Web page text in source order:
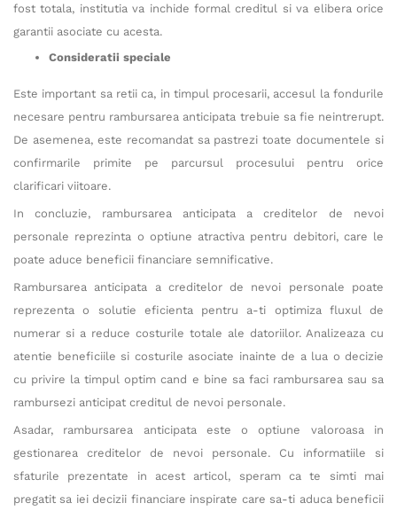
fost totala, institutia va inchide formal creditul si va elibera orice
garantii asociate cu acesta.
Consideratii speciale
Este important sa retii ca, in timpul procesarii, accesul la fondurile
necesare pentru rambursarea anticipata trebuie sa fie neintrerupt.
De asemenea, este recomandat sa pastrezi toate documentele si
confirmarile primite pe parcursul procesului pentru orice
clarificari viitoare.
In concluzie, rambursarea anticipata a creditelor de nevoi
personale reprezinta o optiune atractiva pentru debitori, care le
poate aduce beneficii financiare semnificative.
Rambursarea anticipata a creditelor de nevoi personale poate
reprezenta o solutie eficienta pentru a-ti optimiza fluxul de
numerar si a reduce costurile totale ale datoriilor. Analizeaza cu
atentie beneficiile si costurile asociate inainte de a lua o decizie
cu privire la timpul optim cand e bine sa faci rambursarea sau sa
rambursezi anticipat creditul de nevoi personale.
Asadar, rambursarea anticipata este o optiune valoroasa in
gestionarea creditelor de nevoi personale. Cu informatiile si
sfaturile prezentate in acest articol, speram ca te simti mai
pregatit sa iei decizii financiare inspirate care sa-ti aduca beneficii